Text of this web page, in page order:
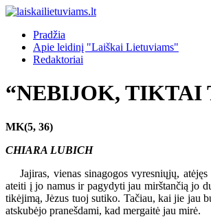
Pradžia
Apie leidinį "Laiškai Lietuviams"
Redaktoriai
“NEBIJOK, TIKTAI
MK(5, 36)
CHIARA LUBICH
Jajiras, vienas sinagogos vyresniųjų, atėjęs
ateiti į jo namus ir pagydyti jau mirštančią jo
tikėjimą, Jėzus tuoj sutiko. Tačiau, kai jie jau
atskubėjo pranešdami, kad mergaitė jau mirė.